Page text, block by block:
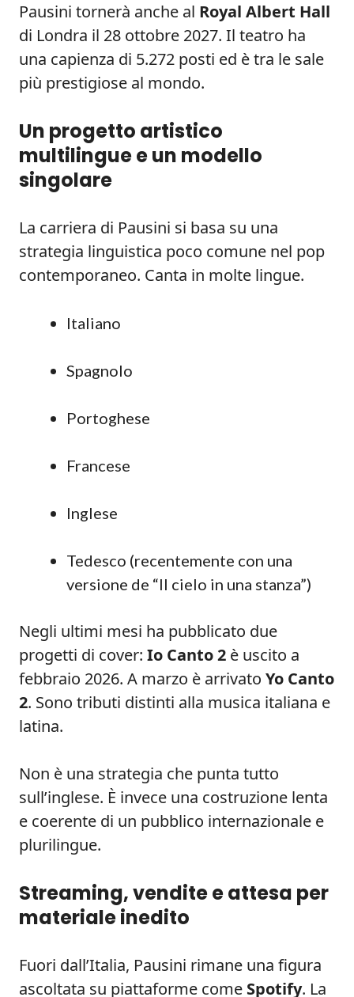
Pausini tornerà anche al Royal Albert Hall
di Londra il 28 ottobre 2027. Il teatro ha
una capienza di 5.272 posti ed è tra le sale
più prestigiose al mondo.
Un progetto artistico
multilingue e un modello
singolare
La carriera di Pausini si basa su una
strategia linguistica poco comune nel pop
contemporaneo. Canta in molte lingue.
Italiano
Spagnolo
Portoghese
Francese
Inglese
Tedesco (recentemente con una
versione de “Il cielo in una stanza”)
Negli ultimi mesi ha pubblicato due
progetti di cover: Io Canto 2 è uscito a
febbraio 2026. A marzo è arrivato Yo Canto
2. Sono tributi distinti alla musica italiana e
latina.
Non è una strategia che punta tutto
sull’inglese. È invece una costruzione lenta
e coerente di un pubblico internazionale e
plurilingue.
Streaming, vendite e attesa per
materiale inedito
Fuori dall’Italia, Pausini rimane una figura
ascoltata su piattaforme come Spotify. La